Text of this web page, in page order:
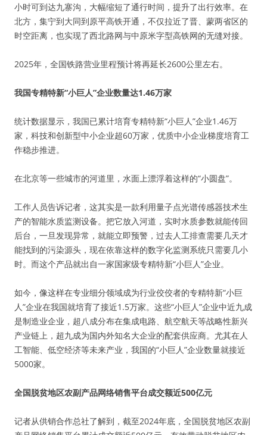
小时可到达九寨沟，大幅缩短了通行时间，提升了出行效率。在
北方，集宁到大同到原平高铁开通，不仅拉近了晋、蒙两省区的
时空距离，也实现了西北路网与中原米字型高铁网的无缝对接。
2025年，全国铁路营业里程预计将再延长2600公里左右。
我国专精特新“小巨人”企业数量达1.46万家
统计数据显示，我国已累计培育专精特新“小巨人”企业1.46万
家，科技和创新型中小企业超60万家，优质中小企业梯度培育工
作稳步推进。
在北京等一些城市的河道里，水面上漂浮着这样的“小圆盘”。
工作人员告诉记者，这其实是一款利用量子点光谱传感器技术生
产的智能水质监测设备。把它放入河道，实时水质参数就能传回
后台，一旦发现异常，就能立即预警，过去人工排查需要几天才
能找到的污染源头，现在依靠这样的数字化监测系统只需要几小
时。而这个产品就出自一家国家级专精特新“小巨人”企业。
如今，像这样在专业细分领域成为行业佼佼者的专精特新“小巨
人”企业在我国就培育了接近1.5万家。这些“小巨人”企业中近九成
是制造业企业，超八成分布在集成电路、航空航天等战略性新兴
产业链上，超九成为国内外知名大企业的配套供应商。尤其在人
工智能、低空经济等未来产业，我国的“小巨人”企业数量就接近
5000家。
全国脱贫地区农副产品网络销售平台成交额近500亿元
记者从供销合作总社了解到，截至2024年底，全国脱贫地区农副